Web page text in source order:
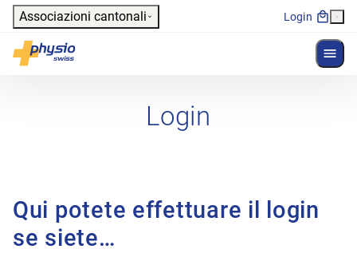
Header
Associazioni cantonali Login
Physioswiss
Navigazione principale
Login
Qui potete effettuare il login
se siete…